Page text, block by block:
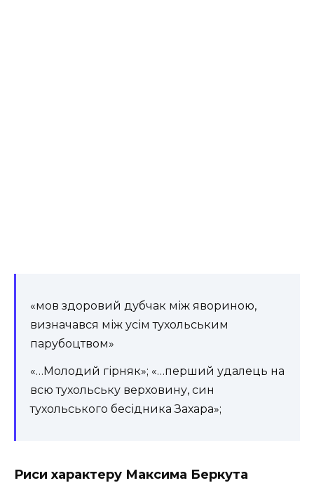
«мов здоровий дубчак між явориною,
визначався між усім тухольським
парубоцтвом»
«…Молодий гірняк»; «…перший удалець на
всю тухольську верховину, син
тухольського бесідника Захара»;
Риси характеру Максима Беркута